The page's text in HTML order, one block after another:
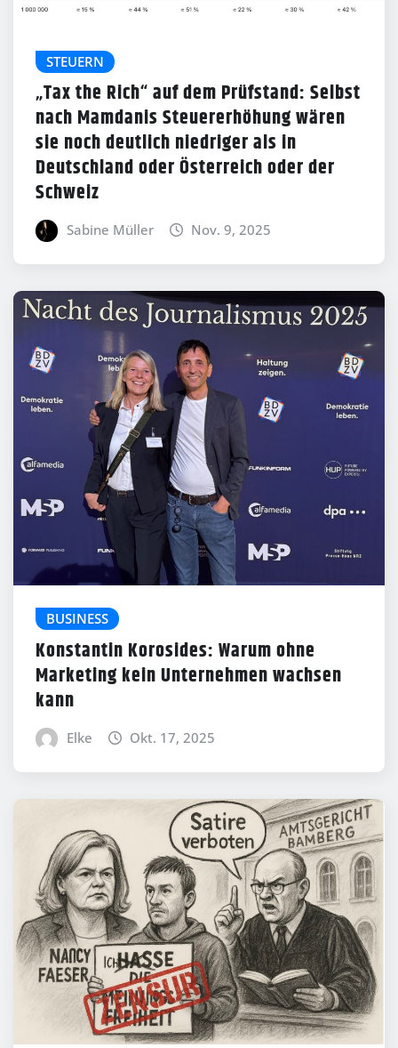
STEUERN
„Tax the Rich“ auf dem Prüfstand: Selbst
nach Mamdanis Steuererhöhung wären
sie noch deutlich niedriger als in
Deutschland oder Österreich oder der
Schweiz
Sabine Müller Nov. 9, 2025
BUSINESS
Konstantin Korosides: Warum ohne
Marketing kein Unternehmen wachsen
kann
Elke Okt. 17, 2025